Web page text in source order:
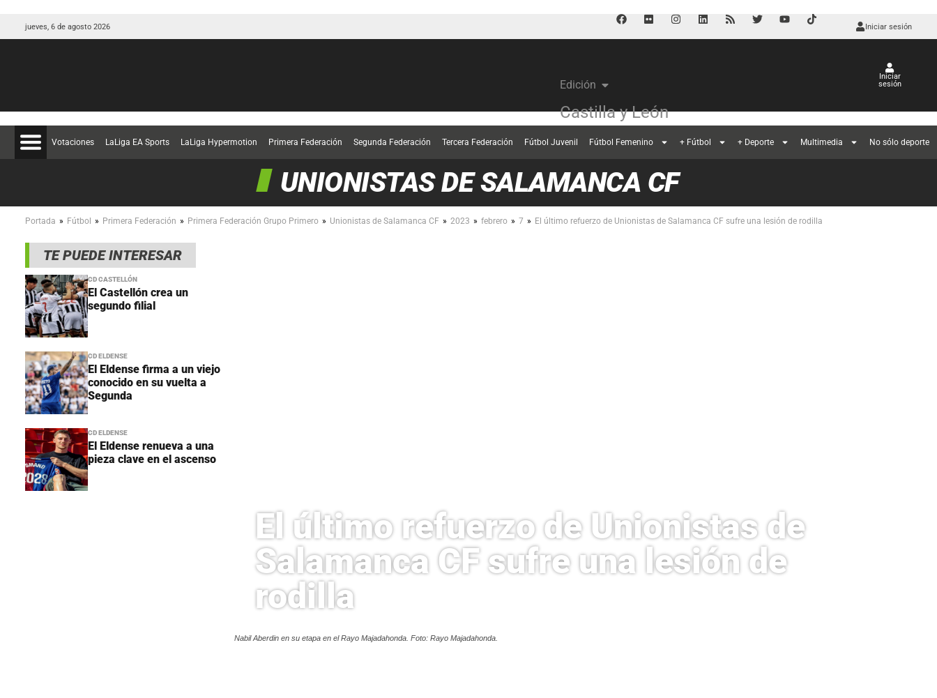
jueves, 6 de agosto 2026 Iniciar sesión
Edición
Castilla y León
Iniciar
sesión
Votaciones LaLiga EA Sports LaLiga Hypermotion Primera Federación Segunda Federación Tercera Federación Fútbol Juvenil Fútbol Femenino + Fútbol + Deporte Multimedia No sólo deporte
UNIONISTAS DE SALAMANCA CF
Portada » Fútbol » Primera Federación » Primera Federación Grupo Primero » Unionistas de Salamanca CF » 2023 » febrero » 7 » El último refuerzo de Unionistas de Salamanca CF sufre una lesión de rodilla
TE PUEDE INTERESAR
CD CASTELLÓN
El Castellón crea un
segundo filial
CD ELDENSE
El Eldense firma a un viejo
conocido en su vuelta a
Segunda
CD ELDENSE
El Eldense renueva a una
pieza clave en el ascenso
El último refuerzo de Unionistas de
Salamanca CF sufre una lesión de
rodilla
Nabil Aberdin en su etapa en el Rayo Majadahonda. Foto: Rayo Majadahonda.